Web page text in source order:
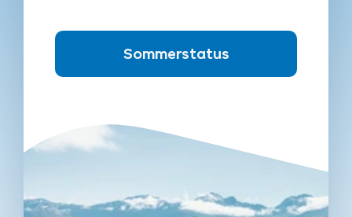
Sommerstatus